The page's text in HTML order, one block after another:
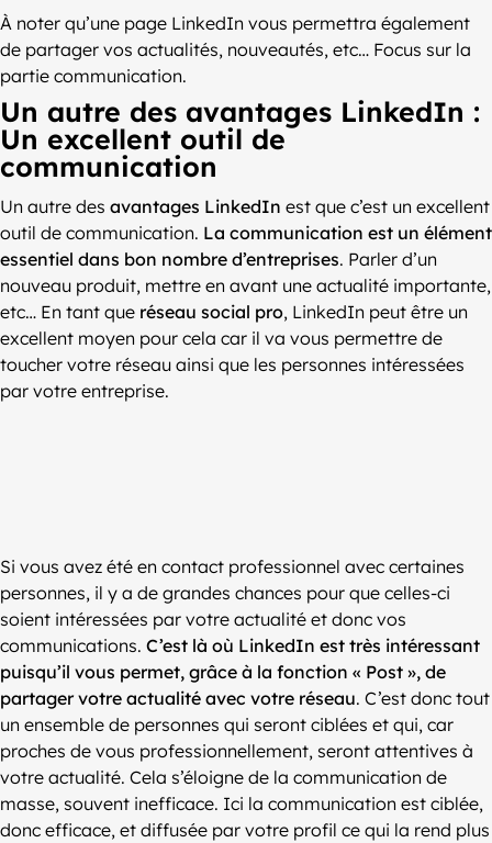
À noter qu’une page LinkedIn vous permettra également
de partager vos actualités, nouveautés, etc… Focus sur la
partie communication.
Un autre des avantages LinkedIn :
Un excellent outil de
communication
Un autre des avantages LinkedIn est que c’est un excellent
outil de communication. La communication est un élément
essentiel dans bon nombre d’entreprises. Parler d’un
nouveau produit, mettre en avant une actualité importante,
etc… En tant que réseau social pro, LinkedIn peut être un
excellent moyen pour cela car il va vous permettre de
toucher votre réseau ainsi que les personnes intéressées
par votre entreprise.
Si vous avez été en contact professionnel avec certaines
personnes, il y a de grandes chances pour que celles-ci
soient intéressées par votre actualité et donc vos
communications. C’est là où LinkedIn est très intéressant
puisqu’il vous permet, grâce à la fonction « Post », de
partager votre actualité avec votre réseau. C’est donc tout
un ensemble de personnes qui seront ciblées et qui, car
proches de vous professionnellement, seront attentives à
votre actualité. Cela s’éloigne de la communication de
masse, souvent inefficace. Ici la communication est ciblée,
donc efficace, et diffusée par votre profil ce qui la rend plus